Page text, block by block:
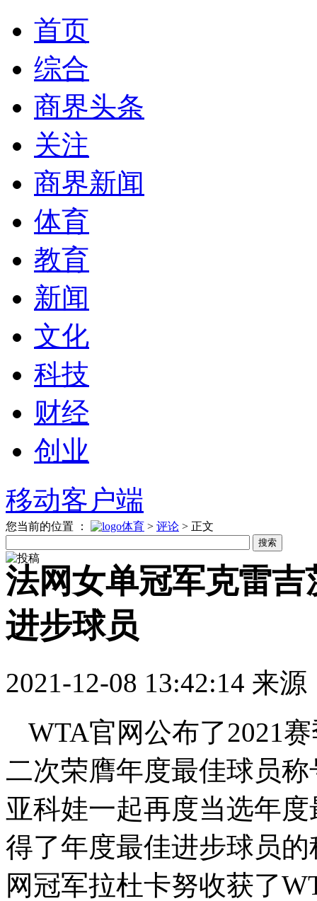
首页
综合
商界头条
关注
商界新闻
体育
教育
新闻
文化
科技
财经
创业
移动客户端
您当前的位置 ： 体育 > 评论 > 正文
法网女单冠军克雷
进步球员
2021-12-08 13:42:14 来源
WTA官网公布了2021
二次荣膺年度最佳球员
亚科娃一起再度当选年
得了年度最佳进步球员
网冠军拉杜卡努收获了